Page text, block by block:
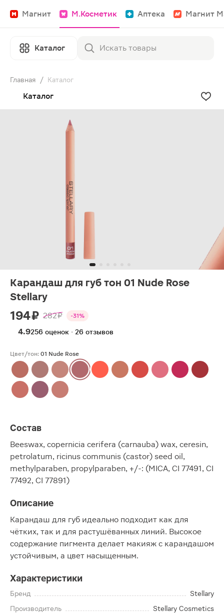
Магнит М.Косметик Аптека Магнит
Каталог
Главная / Каталог
Каталог
Карандаш для губ тон 01 Nude Rose
Stellary
194 ₽ 282 ₽ -31%
4.9256 оценок · 26 отзывов
Цвет/тон: 01 Nude Rose
Состав
Beeswax, copernicia cerifera (carnauba) wax, ceresin,
petrolatum, ricinus communis (castor) seed oil,
methylparaben, propylparaben, +/-: (MICA, CI 77491, CI
77492, CI 77891)
Описание
Карандаш для губ идеально подходит как для
чётких, так и для растушёванных линий. Высокое
содержание пигмента делает макияж с карандашом
устойчивым, а цвет насыщенным.
Характеристики
Бренд
Stellary
Производитель
Stellary Cosmetics